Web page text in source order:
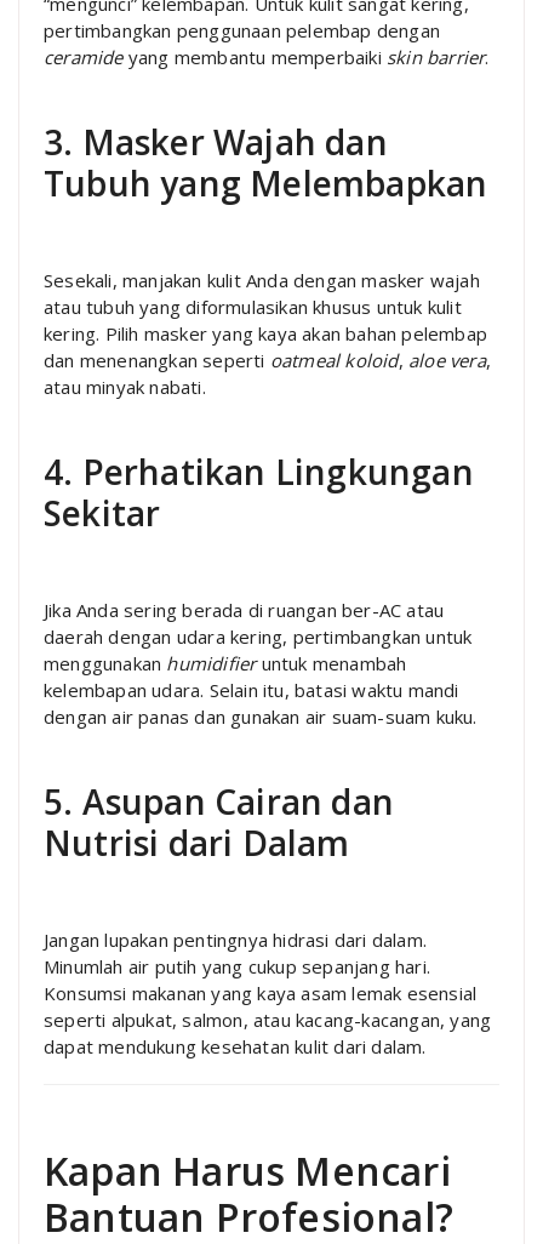
pertimbangkan penggunaan pelembap dengan
ceramideyang membantu memperbaiki skin barrier.
3. Masker Wajah dan
Tubuh yang Melembapkan
Sesekali, manjakan kulit Anda dengan masker wajah
atau tubuh yang diformulasikan khusus untuk kulit
kering. Pilih masker yang kaya akan bahan pelembap
dan menenangkan seperti oatmeal koloid, aloe vera,
atau minyak nabati.
4. Perhatikan Lingkungan
Sekitar
Jika Anda sering berada di ruangan ber-AC atau
daerah dengan udara kering, pertimbangkan untuk
menggunakan humidifieruntuk menambah
kelembapan udara. Selain itu, batasi waktu mandi
dengan air panas dan gunakan air suam-suam kuku.
5. Asupan Cairan dan
Nutrisi dari Dalam
Jangan lupakan pentingnya hidrasi dari dalam.
Minumlah air putih yang cukup sepanjang hari.
Konsumsi makanan yang kaya asam lemak esensial
seperti alpukat, salmon, atau kacang-kacangan, yang
dapat mendukung kesehatan kulit dari dalam.
Kapan Harus Mencari
Bantuan Profesional?